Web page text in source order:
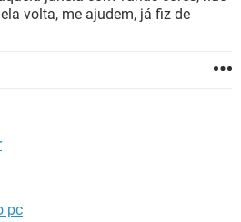
EXCEL
volta, me ajudem, já fiz de
pc